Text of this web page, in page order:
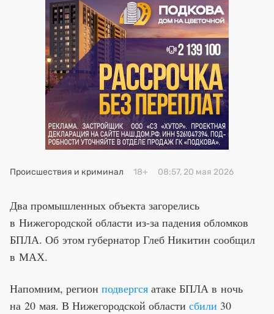
BORЩ
Искусство исцелять
Премия 2026 (текущая)
Премия 2025
Эксперты
Происшествия и криминал 18+ 08:57, 20 мая 2026
Два промышленных объекта загорелись
в Нижегородской области из-за падения обломков
БПЛА. Об этом губернатор Глеб Никитин сообщил
в МАХ.
Напомним, регион подвергся атаке БПЛА в ночь
на 20 мая. В Нижегородской области сбили 30